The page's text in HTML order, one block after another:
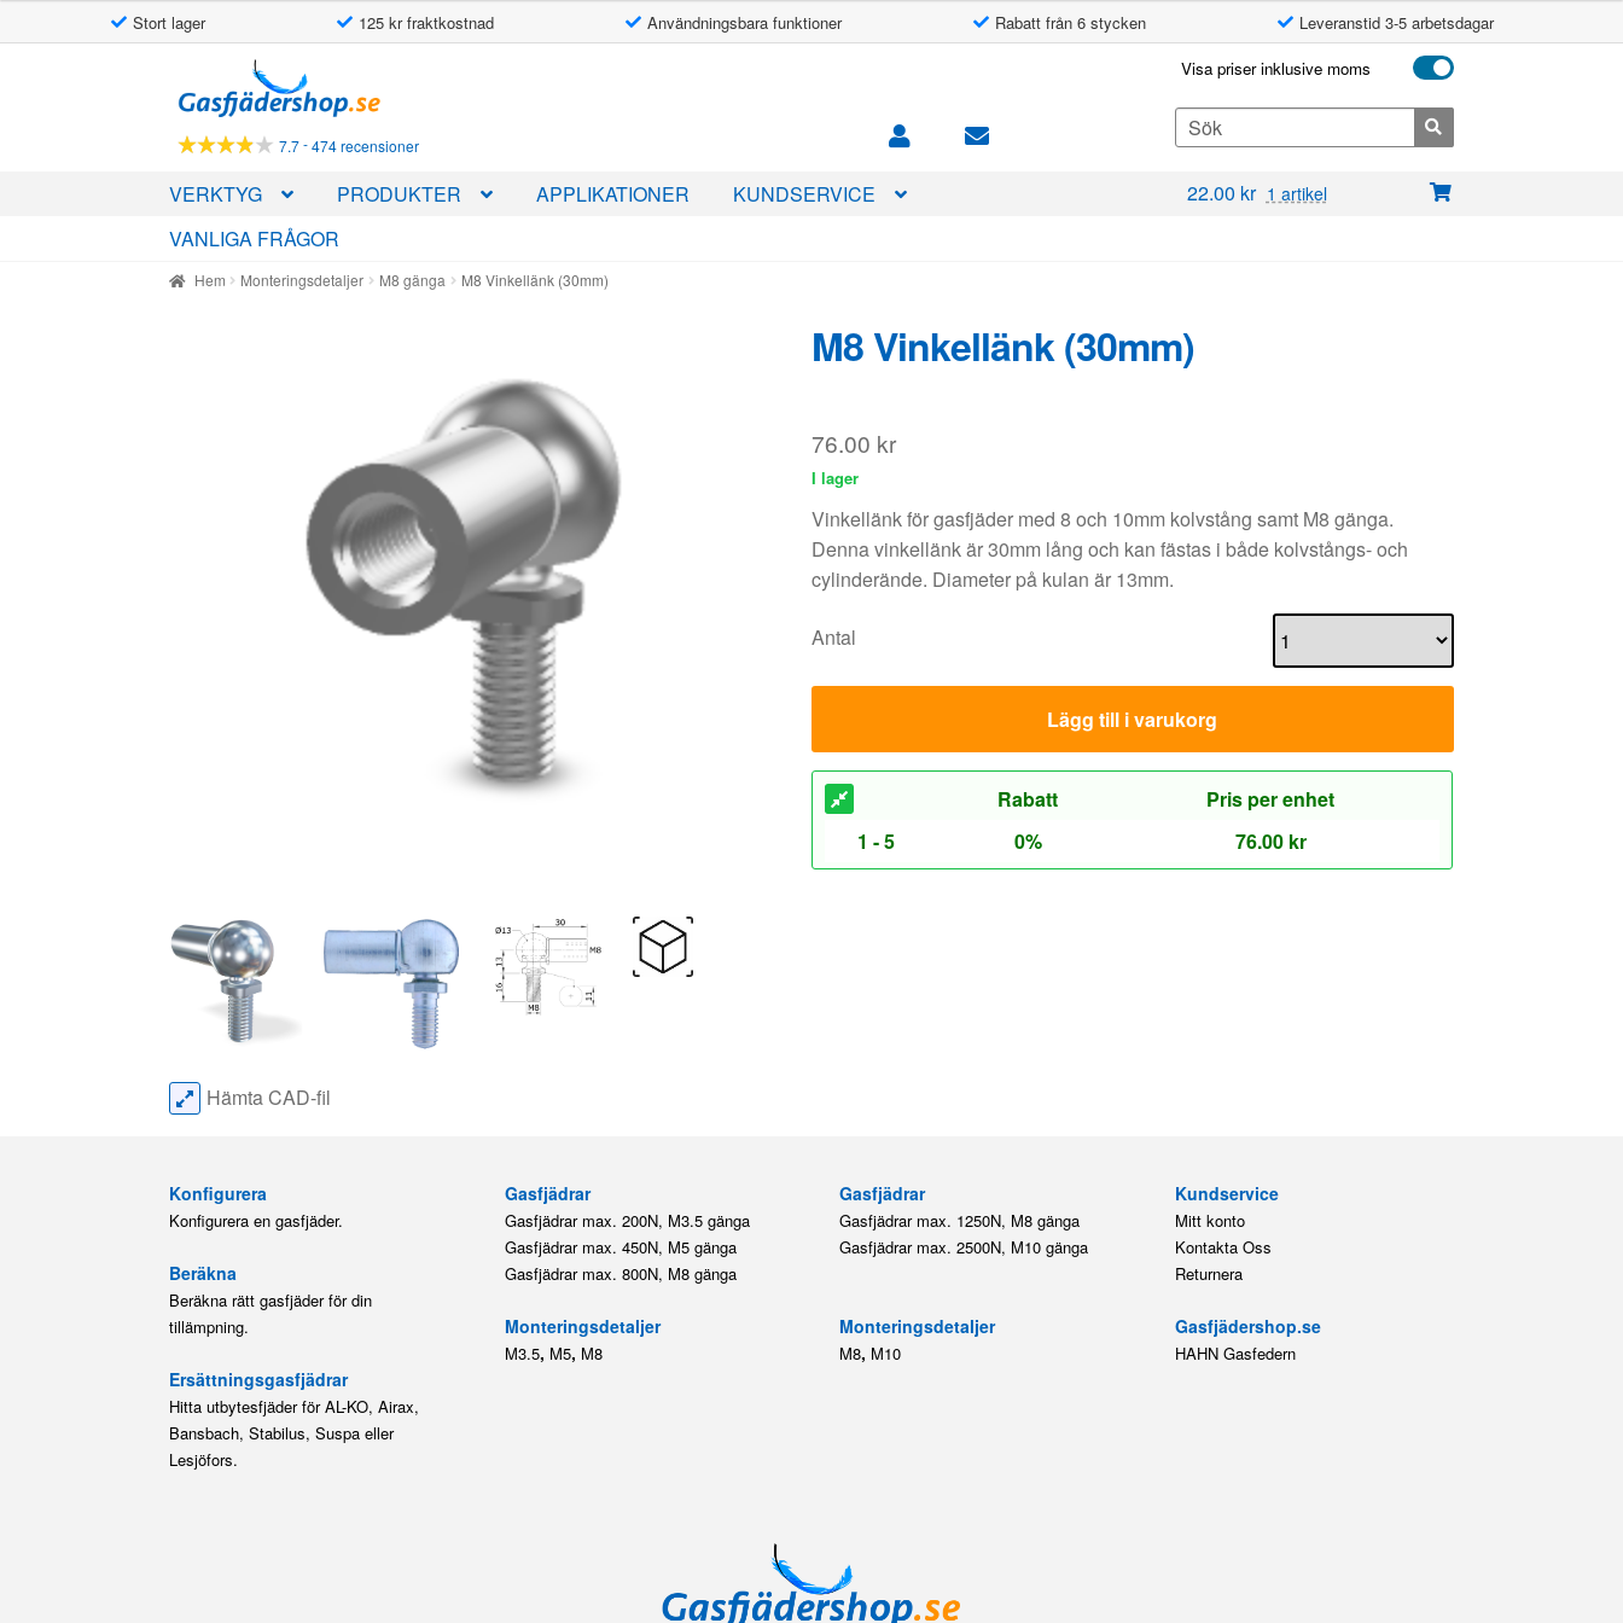
Stort lager 125 kr fraktkostnad Användningsbara funktioner Rabatt från 6 stycken Leveranstid 3-5 arbetsdagar
till
navigering
till
innehåll
7.7-474 recensioner
Visa priser inklusive moms
Search
for:
VERKTYG PRODUKTER APPLIKATIONER
KUNDSERVICE
VANLIGA FRÅGOR
22.00 kr 1 artikel
Hem Monteringsdetaljer M8 gänga M8 Vinkellänk (30mm)
M8 Vinkellänk (30mm)
76.00 kr
I lager
Vinkellänk för gasfjäder med 8 och 10mm kolvstång samt M8 gänga.
Denna vinkellänk är 30mm lång och kan fästas i både kolvstångs- och
cylinderände. Diameter på kulan är 13mm.
Antal
Lägg till i varukorg
Rabatt
Pris per enhet
1 - 5
0% 76.00 kr
Hämta CAD-fil
Konfigurera
Konfigurera en gasfjäder.
Beräkna
Beräkna rätt gasfjäder för din
tillämpning.
Ersättningsgasfjädrar
Hitta utbytesfjäder för AL-KO, Airax,
Bansbach, Stabilus, Suspa eller
Lesjöfors.
Gasfjädrar
Gasfjädrar max. 200N, M3.5 gänga
Gasfjädrar max. 450N, M5 gänga
Gasfjädrar max. 800N, M8 gänga
Monteringsdetaljer
M3.5, M5, M8
Gasfjädrar
Gasfjädrar max. 1250N, M8 gänga
Gasfjädrar max. 2500N, M10 gänga
Monteringsdetaljer
M8, M10
Kundservice
Mitt konto
Kontakta Oss
Returnera
Gasfjädershop.se
HAHN Gasfedern